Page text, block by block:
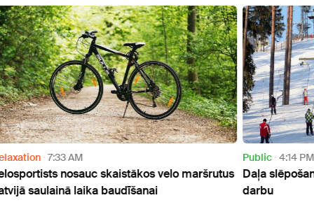
Public 4:14 PM
Daļa slēpošanas trašu paziņo, kad varētu sākt
darbu